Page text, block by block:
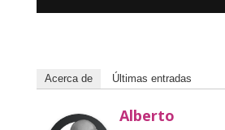
Acerca de Últimas entradas
Alberto